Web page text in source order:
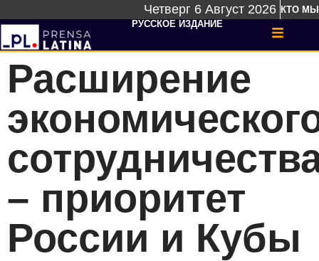
Четверг 6 Август 2026 КТО МЫ
РУССКОЕ ИЗДАНИЕ
Расширение
– приоритет
России и Кубы